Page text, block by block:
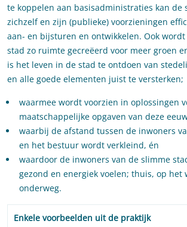
te koppelen aan basisadministraties kan de
zichzelf en zijn (publieke) voorzieningen
aan- en bijsturen en ontwikkelen. Ook
stad zo ruimte gecreëerd voor meer groen
is het leven in de stad te ontdoen van
en alle goede elementen juist te versterken;
waarmee wordt voorzien in oplossingen
maatschappelijke opgaven van deze
waarbij de afstand tussen de inwoners
en het bestuur wordt verkleind, én
waardoor de inwoners van de slimme
gezond en energiek voelen; thuis, op het
onderweg.
Enkele voorbeelden uit de praktijk